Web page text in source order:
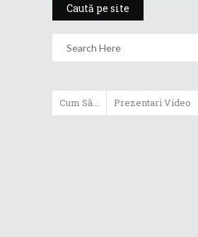
Caută pe site
Cum Să... Prezentari Video